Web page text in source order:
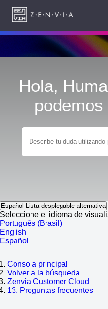
Hola,
Español Lista desplegable alternativa
Seleccione el idioma de
Português (Brasil)
English
Español
Consola principal
Volver a la búsqueda
Zenvia Customer Cloud
13. Preguntas frecuentes